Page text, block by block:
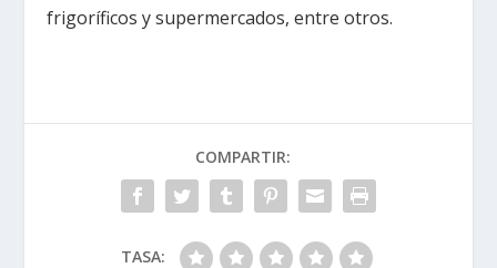
frigoríficos y supermercados, entre otros.
COMPARTIR:
TASA: